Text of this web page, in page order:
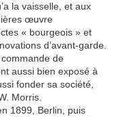
la vaisselle, et aux
œuvre
« bourgeois » et
d’avant-garde.
de
aussi bien exposé à
fonder sa société,
Morris.
1899, Berlin, puis